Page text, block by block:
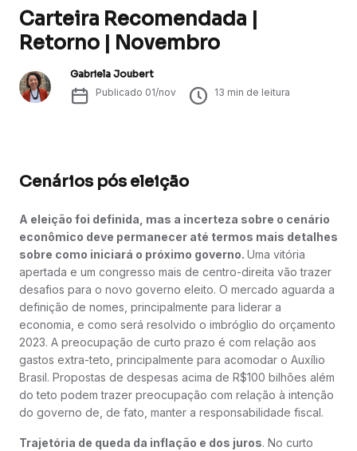
Carteira Recomendada |
Retorno | Novembro
Gabriela Joubert
Publicado 01/nov 13 min de leitura
Cenários pós eleição
A eleição foi definida, mas a incerteza sobre o cenário
econômico deve permanecer até termos mais detalhes
sobre como iniciará o próximo governo. Uma vitória
apertada e um congresso mais de centro-direita vão trazer
desafios para o novo governo eleito. O mercado aguarda a
definição de nomes, principalmente para liderar a
economia, e como será resolvido o imbróglio do orçamento
2023. A preocupação de curto prazo é com relação aos
gastos extra-teto, principalmente para acomodar o Auxílio
Brasil. Propostas de despesas acima de R$100 bilhões além
do teto podem trazer preocupação com relação à intenção
do governo de, de fato, manter a responsabilidade fiscal.
Trajetória de queda da inflação e dos juros. No curto